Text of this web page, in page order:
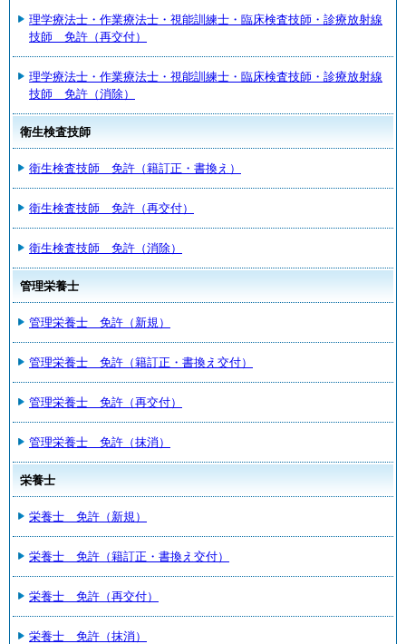
理学療法士・作業療法士・視能訓練士・臨床検査技師・診療放射線
技師 免許（再交付）
理学療法士・作業療法士・視能訓練士・臨床検査技師・診療放射線
技師 免許（消除）
衛生検査技師
衛生検査技師 免許（籍訂正・書換え）
衛生検査技師 免許（再交付）
衛生検査技師 免許（消除）
管理栄養士
管理栄養士 免許（新規）
管理栄養士 免許（籍訂正・書換え交付）
管理栄養士 免許（再交付）
管理栄養士 免許（抹消）
栄養士
栄養士 免許（新規）
栄養士 免許（籍訂正・書換え交付）
栄養士 免許（再交付）
栄養士 免許（抹消）